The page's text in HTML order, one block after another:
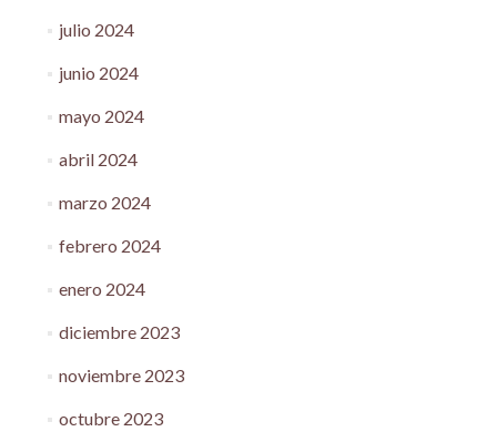
julio 2024
junio 2024
mayo 2024
abril 2024
marzo 2024
febrero 2024
enero 2024
diciembre 2023
noviembre 2023
octubre 2023